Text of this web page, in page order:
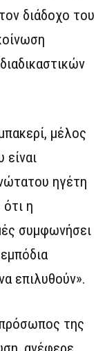
διάδοχο του
μέλος
ηγέτη
η
συμφωνήσει
επιλυθούν».
της